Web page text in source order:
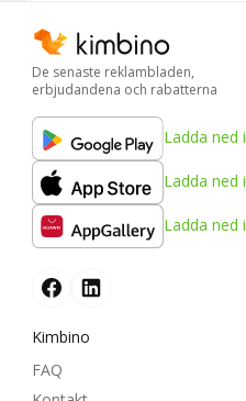
De senaste reklambladen,
erbjudandena och rabatterna
Ladda ned i
Ladda ned i
Ladda ned i
Kimbino
FAQ